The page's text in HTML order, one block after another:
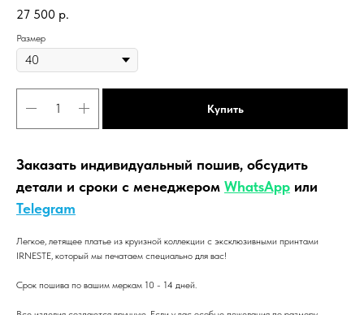
27 500 р.
Размер
Купить
Заказать индивидуальный пошив, обсудить
детали и сроки с менеджером WhatsApp или
Telegram
Легкое, летящее платье из круизной коллекции с эксклюзивными принтами
IRNESTE, который мы печатаем специально для вас!
Срок пошива по вашим меркам 10 - 14 дней.